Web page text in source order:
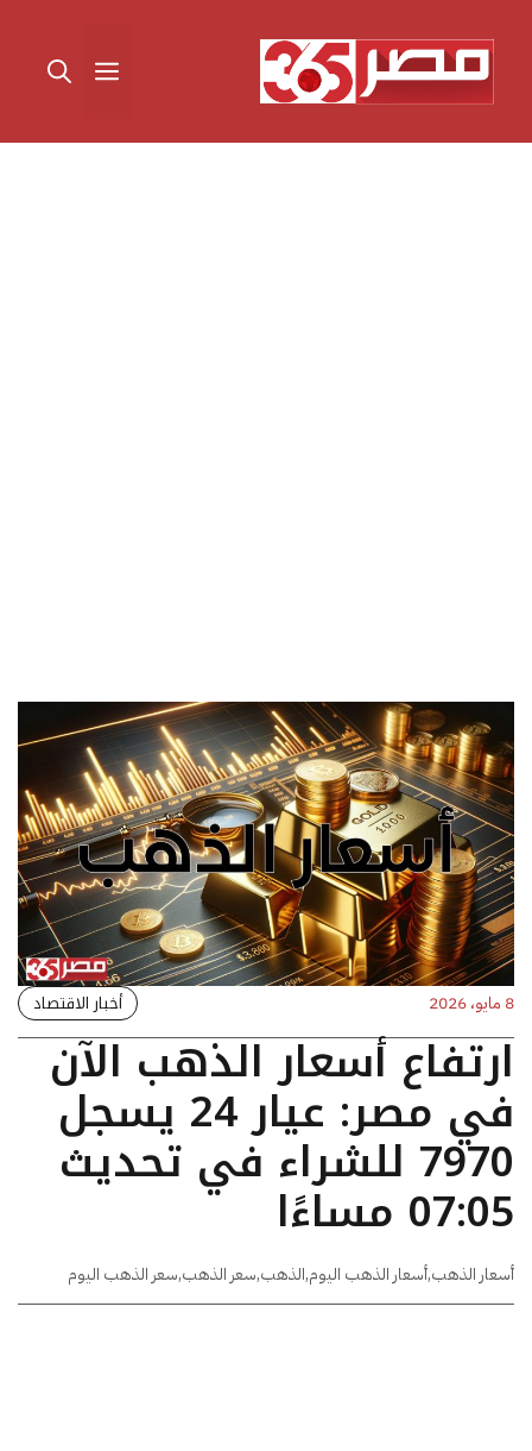
المحتوى القائمة
8 مايو، 2026 أخبار الاقتصاد
ارتفاع أسعار الذهب الآن
في مصر: عيار 24 يسجل
7970 للشراء في تحديث
07:05 مساءًا
أسعار الذهب,أسعار الذهب اليوم,الذهب,سعر الذهب,سعر الذهب اليوم